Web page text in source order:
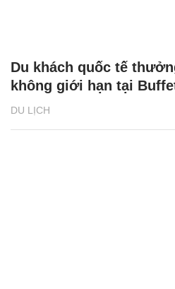
DU LỊCH
Du khách quốc tế
không giới hạn tại